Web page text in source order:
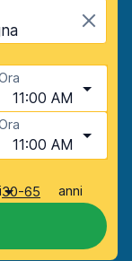
11:00 AM
11:00 AM
30-65 anni